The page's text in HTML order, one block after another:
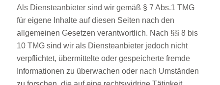
Als Diensteanbieter sind wir gemäß § 7 Abs.1 TMG
für eigene Inhalte auf diesen Seiten nach den
allgemeinen Gesetzen verantwortlich. Nach §§ 8 bis
10 TMG sind wir als Diensteanbieter jedoch nicht
verpflichtet, übermittelte oder gespeicherte fremde
Informationen zu überwachen oder nach Umständen